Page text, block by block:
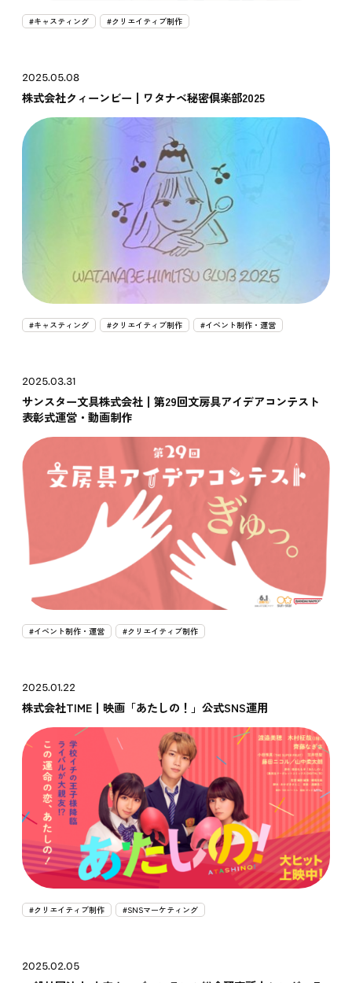
#キャスティング #クリエイティブ制作
2025.05.08
株式会社クィーンビー┃ワタナベ秘密倶楽部2025
#キャスティング #クリエイティブ制作 #イベント制作・運営
2025.03.31
サンスター文具株式会社┃第29回文房具アイデアコンテスト
表彰式運営・動画制作
#イベント制作・運営 #クリエイティブ制作
2025.01.22
株式会社TIME┃映画「あたしの！」公式SNS運用
#クリエイティブ制作 #SNSマーケティング
2025.02.05